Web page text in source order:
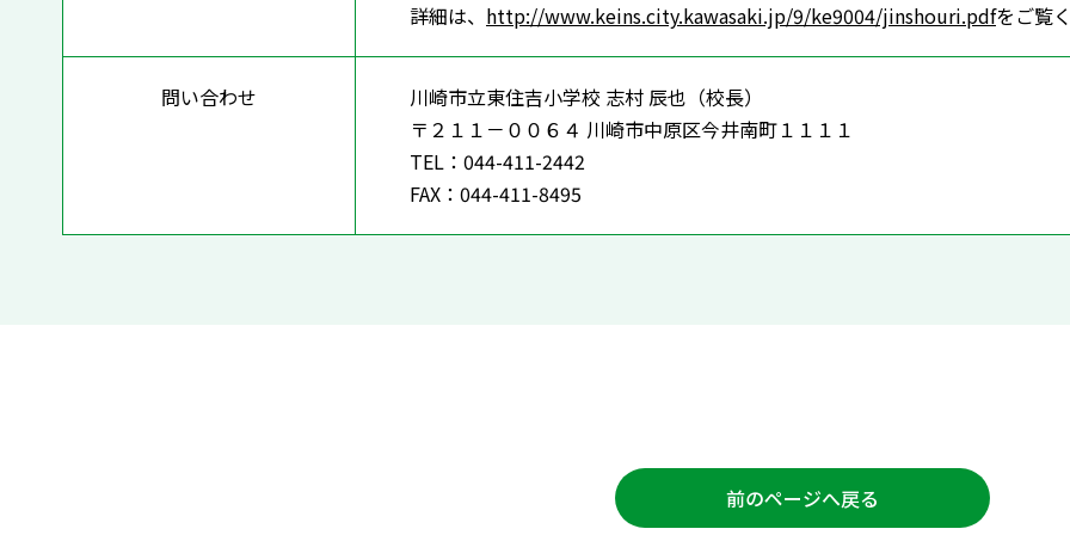
詳細は、 http://www.keins.city.kawasaki.jp/9/ke9004/jinshouri.pdfをご覧
問い合わせ
川崎市立東住吉小学校 志村 辰也（校長）
〒２１１－００６４ 川崎市中原区今井南町１１１１
TEL：044-411-2442
FAX：044-411-8495
前のページへ戻る